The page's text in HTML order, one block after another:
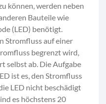
können, werden neben
Bauteile wie
(LED) benötigt.
Stromfluss auf einer
begrenzt wird,
selbst ab. Die Aufgabe
ist es, den Stromfluss
LED nicht beschädigt
es höchstens 20